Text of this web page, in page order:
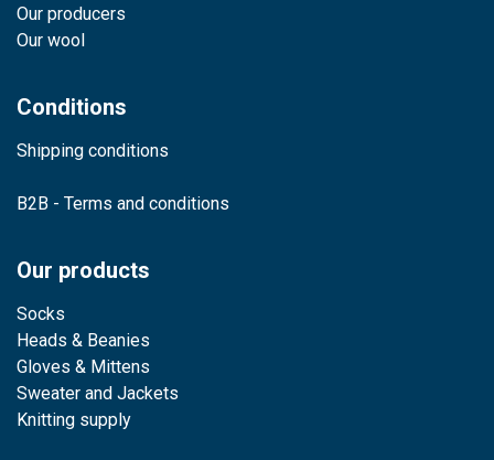
Our producers
Our wool
Conditions
Shipping conditions
B2B - Terms and conditions
Our products
Socks
Heads & Beanies
Gloves & Mittens
Sweater and Jackets
Knitting supply